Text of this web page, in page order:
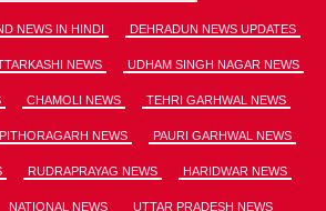
NEWS IN HINDI DEHRADUN NEWS UPDATES
NEWS UDHAM SINGH NAGAR NEWS
CHAMOLI NEWS TEHRI GARHWAL NEWS
PITHORAGARH NEWS PAURI GARHWAL NEWS
RUDRAPRAYAG NEWS HARIDWAR NEWS
NATIONAL NEWS UTTAR PRADESH NEWS